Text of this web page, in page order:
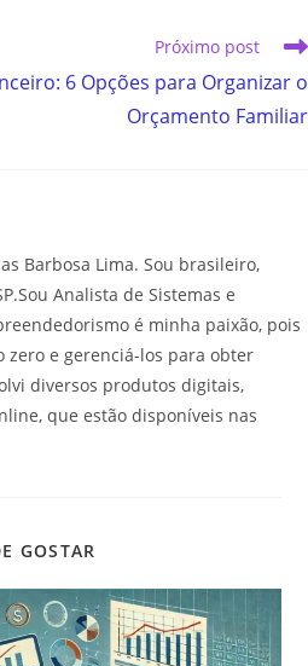
Próximo post
6 Opções para Organizar o
Orçamento Familiar
Barbosa Lima. Sou brasileiro,
Analista de Sistemas e
é minha paixão, pois
e gerenciá-los para obter
diversos produtos digitais,
que estão disponíveis nas
GOSTAR